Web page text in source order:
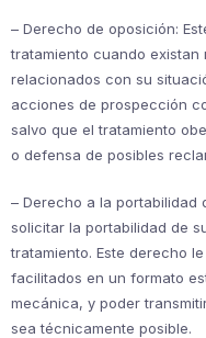
– Derecho de oposición:
tratamiento cuando existan
relacionados con su
acciones de prospección
salvo que el tratamiento
o defensa de posibles
– Derecho a la portabilidad
solicitar la portabilidad de
tratamiento. Este derecho
facilitados en un formato
mecánica, y poder
sea técnicamente posible.